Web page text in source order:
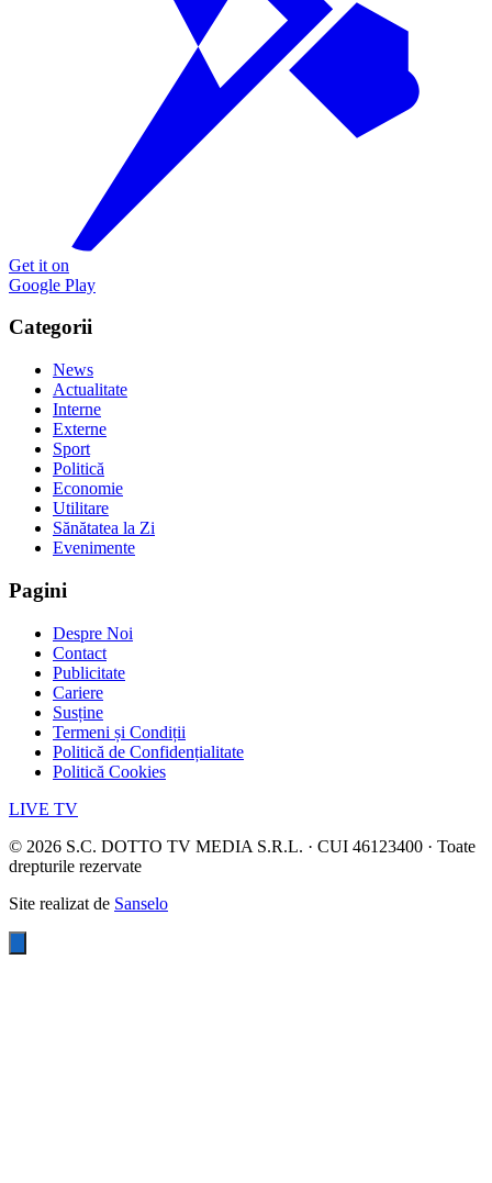
Get it on
Google Play
Categorii
News
Actualitate
Interne
Externe
Sport
Politică
Economie
Utilitare
Sănătatea la Zi
Evenimente
Pagini
Despre Noi
Contact
Publicitate
Cariere
Susține
Termeni și Condiții
Politică de Confidențialitate
Politică Cookies
LIVE TV
© 2026 S.C. DOTTO TV MEDIA S.R.L. · CUI 46123400 · Toate
drepturile rezervate
Site realizat de Sanselo